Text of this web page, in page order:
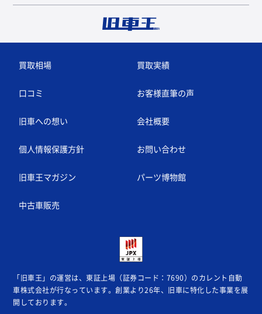
買取相場 買取実績
口コミ お客様直筆の声
旧車への想い 会社概要
個人情報保護方針 お問い合わせ
旧車王マガジン パーツ博物館
中古車販売
「旧車王」の運営は、東証上場（証券コード：7690）のカレント自動
車株式会社が行なっています。創業より26年、旧車に特化した事業を展
開しております。